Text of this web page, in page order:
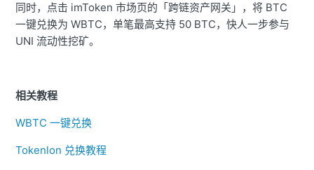
同时，点击 imToken 市场页的「跨链资产网关」，将 BTC
一键兑换为 WBTC，单笔最高支持 50 BTC，快人一步参与
UNI 流动性挖矿。
相关教程
WBTC 一键兑换
Tokenlon 兑换教程